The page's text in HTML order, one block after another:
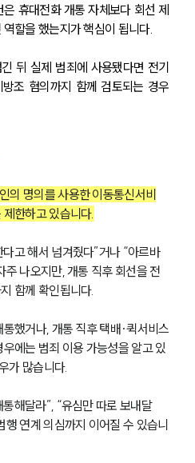
휴대전화 개통 자체보다 회선 제
할을 했는지가 핵심이 됩니다.
뒤 실제 범죄에 사용됐다면 전기
조 혐의까지 함께 검토되는 경우
의 명의를 사용한 이동통신서비
한하고 있습니다.
고 해서 넘겨줬다”거나 “아르바
주 나오지만, 개통 직후 회선을 전
함께 확인됩니다.
했거나, 개통 직후 택배·퀵서비스
에는 범죄 이용 가능성을 알고 있
가 많습니다.
해달라”, “유심만 따로 보내달
행 연계 의심까지 이어질 수 있습니